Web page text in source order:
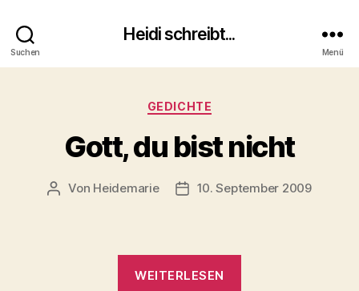
Suchen
Heidi schreibt...
Menü
Kategorien
GEDICHTE
Gott, du bist nicht
Beitragsautor
Von Heidemarie Veröffentlichungsdatum
10. September 2009
WEITERLESEN